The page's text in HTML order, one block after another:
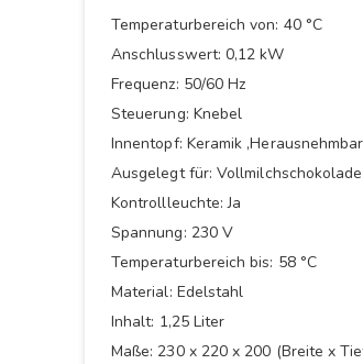
Temperaturbereich von: 40 °C
Anschlusswert: 0,12 kW
Frequenz: 50/60 Hz
Steuerung: Knebel
Innentopf: Keramik ,Herausnehmbar
Ausgelegt für:
Kontrollleuchte: Ja
Spannung: 230 V
Temperaturbereich bis: 58 °C
Material: Edelstahl
Inhalt: 1,25 Liter
Maße: 230 x 220 x 200 (Breite x